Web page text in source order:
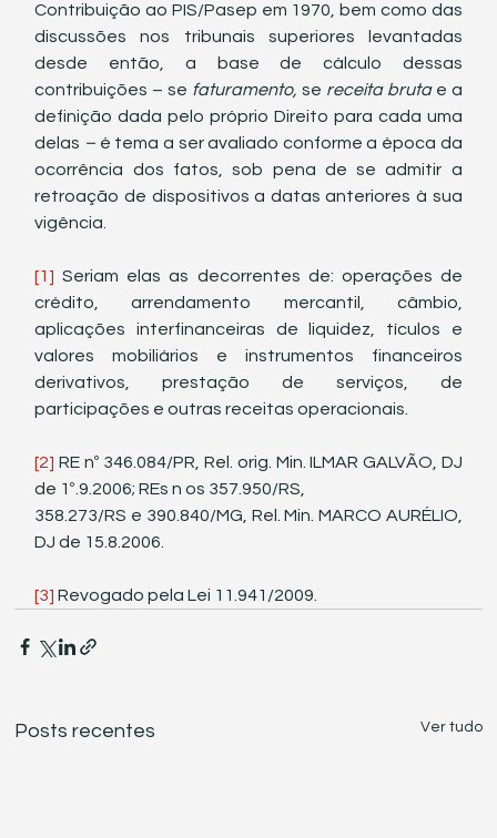
Contribuição ao PIS/Pasep em 1970, bem como das
discussões nos tribunais superiores levantadas
desde então, a base de cálculo dessas
contribuições – se faturamento, se receita bruta e a
definição dada pelo próprio Direito para cada uma
delas – é tema a ser avaliado conforme a época da
ocorrência dos fatos, sob pena de se admitir a
retroação de dispositivos a datas anteriores à sua
vigência.
[1] Seriam elas as decorrentes de: operações de
crédito, arrendamento mercantil, câmbio,
aplicações interfinanceiras de liquidez, tículos e
valores mobiliários e instrumentos financeiros
derivativos, prestação de serviços, de
participações e outras receitas operacionais.
[2] RE nº 346.084/PR, Rel. orig. Min. ILMAR GALVÃO, DJ
de 1º.9.2006; REs n os 357.950/RS,
358.273/RS e 390.840/MG, Rel. Min. MARCO AURÉLIO,
DJ de 15.8.2006.
[3] Revogado pela Lei 11.941/2009.
Posts recentes Ver tudo